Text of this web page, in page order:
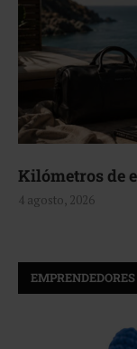
Kilómetros de
4 agosto, 2026
EMPRENDEDORES